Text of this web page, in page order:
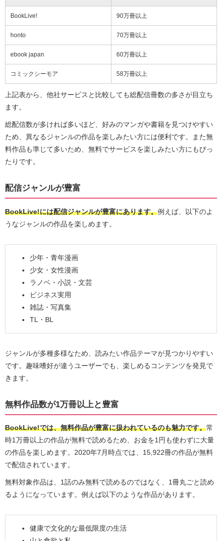
BookLive! 90万冊以上
honto 70万冊以上
ebook japan 60万冊以上
コミックシーモア 58万冊以上
上記表から、他社サービスと比較しても総配信冊数の多さが目立ち
ます。
総配信数が多ければ多いほど、好みのマンガや書籍を見つけやすい
ため、異なるジャンルの作品を楽しみたい方には便利です。また無
料作品も準じて多いため、無料でサービスを楽しみたい方にもぴっ
たりです。
配信ジャンルが豊富
BookLive!には配信ジャンルが豊富にあります。例えば、以下のよ
うなジャンルの作品を楽しめます。
少年・青年漫画
少女・女性漫画
ラノベ・小説・文芸
ビジネス実用
雑誌・写真集
TL・BL
ジャンルが多種多様なため、読みたい作品テーマが見つかりやすい
です。趣味嗜好が違うユーザーでも、楽しめるコンテンツを発見で
きます。
無料作品数が1万冊以上と豊富
BookLive!では、無料作品が豊富に扱われているのも魅力です。常
時1万冊以上の作品が無料で読めるため、お金を1円も使わずに大量
の作品を楽しめます。2020年7月時点では、15,922冊の作品が無料
で配信されています。
無料対象作品は、1話のみ無料で読めるのではなく、1冊丸ごと読め
るようになっています。例えば以下のような作品があります。
健康で文化的な最低限度の生活